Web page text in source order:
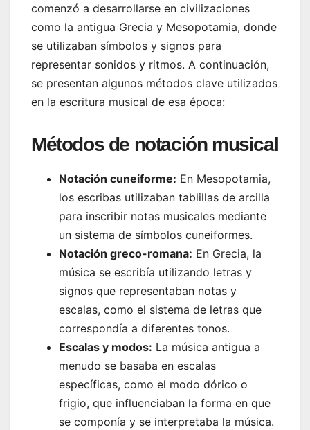
comenzó a desarrollarse en civilizaciones
como la antigua Grecia y Mesopotamia, donde
se utilizaban símbolos y signos para
representar sonidos y ritmos. A continuación,
se presentan algunos métodos clave utilizados
en la escritura musical de esa época:
Métodos de notación musical
Notación cuneiforme: En Mesopotamia,
los escribas utilizaban tablillas de arcilla
para inscribir notas musicales mediante
un sistema de símbolos cuneiformes.
Notación greco-romana: En Grecia, la
música se escribía utilizando letras y
signos que representaban notas y
escalas, como el sistema de letras que
correspondía a diferentes tonos.
Escalas y modos: La música antigua a
menudo se basaba en escalas
específicas, como el modo dórico o
frigio, que influenciaban la forma en que
se componía y se interpretaba la música.